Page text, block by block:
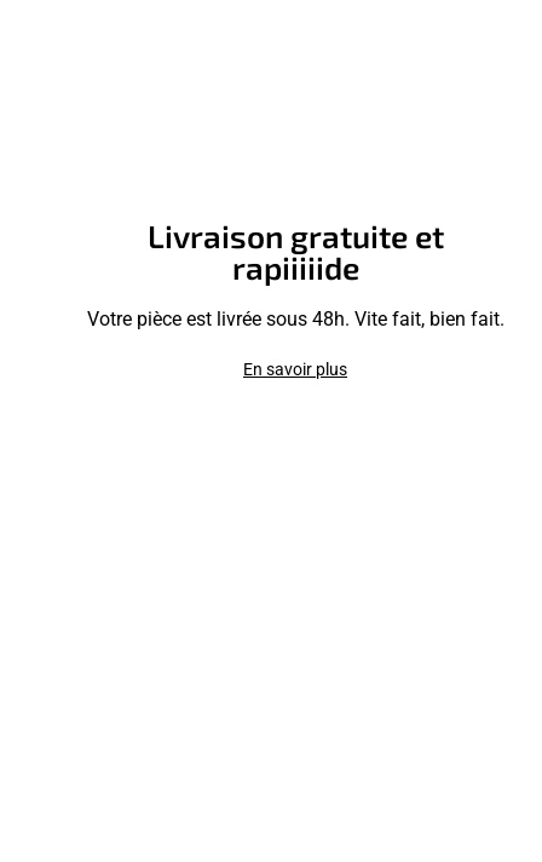
Livraison gratuite et
rapiiiiide
Votre pièce est livrée sous 48h. Vite fait, bien fait.
En savoir plus